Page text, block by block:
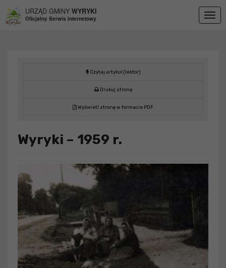
URZĄD GMINY WYRYKI
Oficjalny Serwis Internetowy
Czytaj artykuł (lektor)
Drukuj stronę
Wyświetl stronę w formacie PDF
Wyryki – 1959 r.